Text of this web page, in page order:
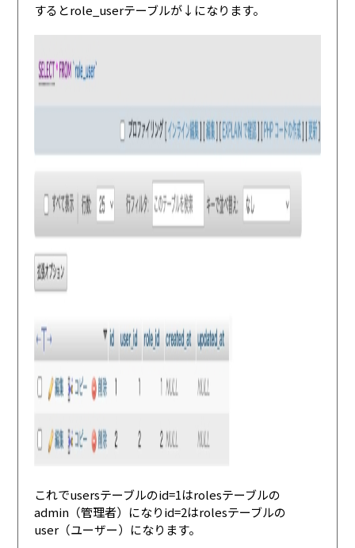
するとrole_userテーブルが↓になります。
これでusersテーブルのid=1はrolesテーブルの
admin（管理者）になりid=2はrolesテーブルの
user（ユーザー）になります。